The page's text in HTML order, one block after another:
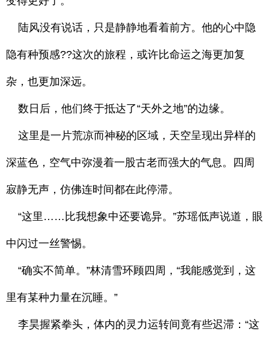
陆风没有说话，只是静静地看着前方。他的心中隐
隐有种预感??这次的旅程，或许比命运之海更加复
杂，也更加深远。
数日后，他们终于抵达了“天外之地”的边缘。
这里是一片荒凉而神秘的区域，天空呈现出异样的
深蓝色，空气中弥漫着一股古老而强大的气息。四周
寂静无声，仿佛连时间都在此停滞。
“这里……比我想象中还要诡异。”苏瑶低声说道，眼
中闪过一丝警惕。
“确实不简单。”林清雪环顾四周，“我能感觉到，这
里有某种力量在沉睡。”
李昊握紧拳头，体内的灵力运转间竟有些迟滞：“这